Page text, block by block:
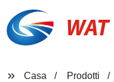
WAT
Casa Prodotti